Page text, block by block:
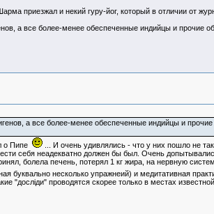
приезжал и некий гуру-йог, который в отличии от
а все более-менее обеспеченные индийцы и прочие
а все более-менее обеспеченные индийцы и прочие
о Пипе
... И очень удивлялись - что у них пошло не
себя неадекватно должен бы был. Очень
болела печень, потерял 1 кг жира, на нервную
буквально несколько упражнеий) и медитативная
"дослiди" проводятся скорее только в местах